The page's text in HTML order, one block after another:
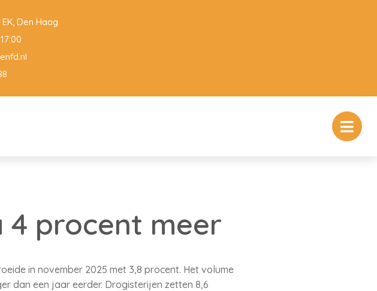
Den Haag
4 procent meer
in november 2025 met 3,8 procent. Het volume
dan een jaar eerder. Drogisterijen zetten 8,6